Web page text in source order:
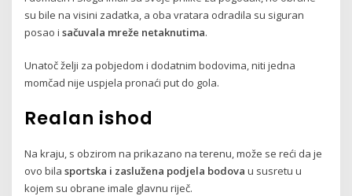
su bile na visini zadatka, a oba vratara odradila su siguran
posao isačuvala mreže netaknutima.
Unatoč želji za pobjedom i dodatnim bodovima, niti jedna
momčad nije uspjela pronaći put do gola.
Realan ishod
Na kraju, s obzirom na prikazano na terenu, može se reći da je
ovo bilasportska i zaslužena podjela bodova u susretu u
kojem su obrane imale glavnu riječ.